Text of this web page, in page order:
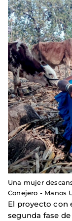
Una mujer
Conejero - Manos
El proyecto con
segunda fase